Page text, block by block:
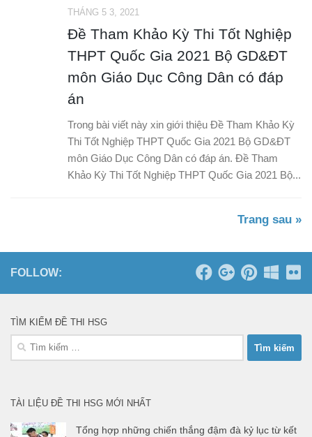
THÁNG 5 3, 2021
Đề Tham Khảo Kỳ Thi Tốt Nghiệp
THPT Quốc Gia 2021 Bộ GD&ĐT
môn Giáo Dục Công Dân có đáp
án
Trong bài viết này xin giới thiệu Đề Tham Khảo Kỳ
Thi Tốt Nghiệp THPT Quốc Gia 2021 Bộ GD&ĐT
môn Giáo Dục Công Dân có đáp án. Đề Tham
Khảo Kỳ Thi Tốt Nghiệp THPT Quốc Gia 2021 Bộ...
Trang sau »
FOLLOW:
TÌM KIẾM ĐỀ THI HSG
Tìm
TÀI LIỆU ĐỀ THI HSG MỚI NHẤT
Tổng hợp những chiến thắng đậm đà kỷ lục từ kết